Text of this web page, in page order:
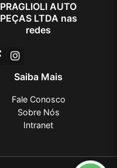
PRAGLIOLI AUTO
PEÇAS LTDA nas
redes
Saiba Mais
Fale Conosco
Sobre Nós
Intranet